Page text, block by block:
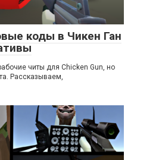
коды в Чикен Ган
читы для Chicken Gun, но
Рассказываем,